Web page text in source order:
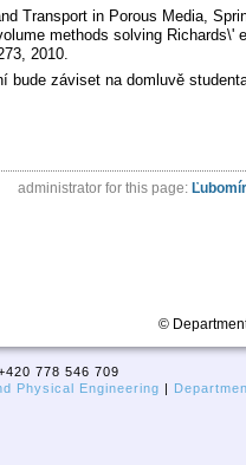
Transport in Porous Media,
methods solving Richards\'
2010.
bude záviset na domluvě
administrator for this page:
©
778 546 709
Physical Engineering |